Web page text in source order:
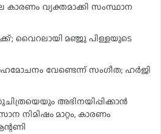
കാരണം വ്യക്തമാക്കി സംസ്ഥാന
വൈറലായി മഞ്ജു പിള്ളയുടെ
വേണ്ടെന്ന് സംഗീത; ഹർജി
അഭിനയിപ്പിക്കാൻ
നിമിഷം മാറ്റം, കാരണം